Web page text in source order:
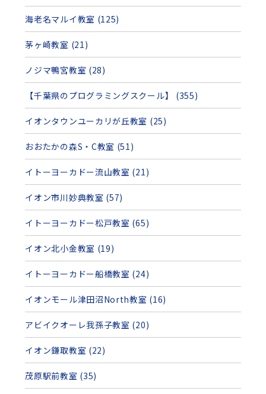
海老名マルイ教室 (125)
茅ヶ崎教室 (21)
ノジマ鴨宮教室 (28)
【千葉県のプログラミングスクール】 (355)
イオンタウンユーカリが丘教室 (25)
おおたかの森S・C教室 (51)
イトーヨーカドー流山教室 (21)
イオン市川妙典教室 (57)
イトーヨーカドー松戸教室 (65)
イオン北小金教室 (19)
イトーヨーカドー船橋教室 (24)
イオンモール津田沼North教室 (16)
アビイクオーレ我孫子教室 (20)
イオン鎌取教室 (22)
茂原駅前教室 (35)